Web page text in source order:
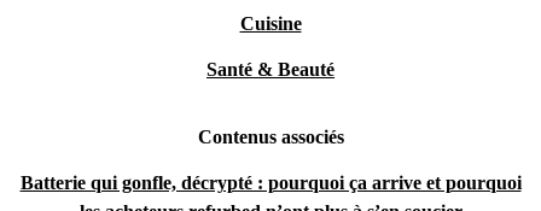
Cuisine
Santé & Beauté
Contenus associés
Batterie qui gonfle, décrypté : pourquoi ça arrive et pourquoi